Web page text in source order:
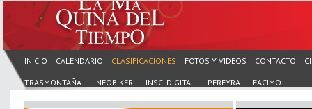
INICIO CALENDARIO CLASIFICACIONES FOTOS Y VIDEOS CONTACTO
TRASMONTAÑA INFOBIKER INSC. DIGITAL PEREYRA FACIMO